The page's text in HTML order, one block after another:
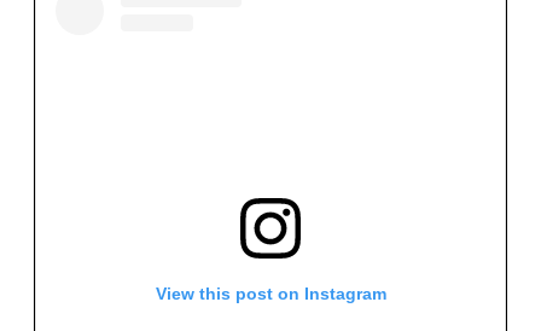
View this post on Instagram